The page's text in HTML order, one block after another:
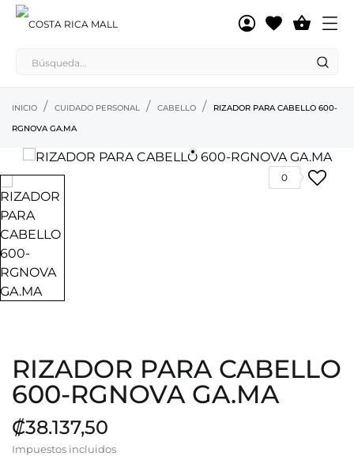

INICIO CUIDADO PERSONAL CABELLO
RIZADOR PARA CABELLO 600-
RGNOVA GA.MA
0
RIZADOR PARA CABELLO
600-RGNOVA GA.MA
₡38.137,50
Impuestos incluidos